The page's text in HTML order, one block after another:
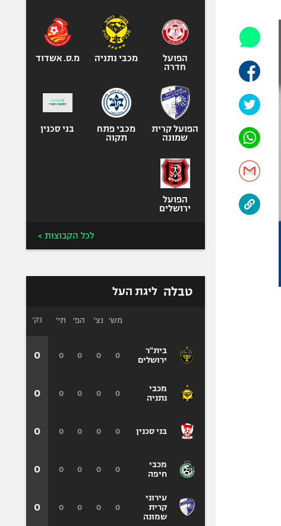
אופניים
ספורט מוטורי
כדורמים
בייסבול MLB
ספורט אתגרי
אומנויות לחימה
הפועל
חדרה
מכבי נתניה מ.ס. אשדוד
הפועל קרית
שמונה
מכבי פתח
תקוה
בני סכנין
הפועל
ירושלים
לכל הקבוצות >
טבלה ליגת העל
בית"ר
ירושלים
מכבי
נתניה
בני סכנין
מכבי
חיפה
עירוני
קרית
שמונה
מש׳ נצ׳ הפ׳ תי׳
0
0
0
0
0
0
0
0
0
0
0
0
0
0
0
0
0
0
0
0
נק׳
0
0
0
0
0